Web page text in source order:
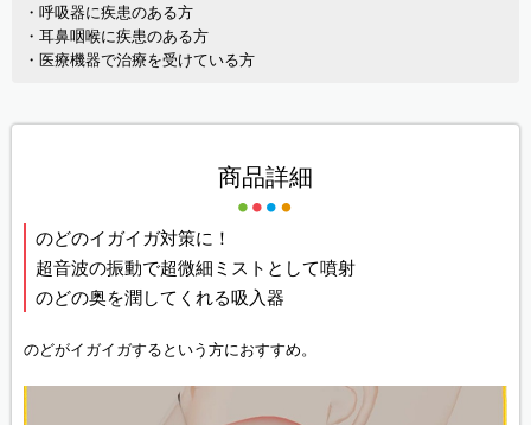
・呼吸器に疾患のある方
・耳鼻咽喉に疾患のある方
・医療機器で治療を受けている方
商品詳細
のどのイガイガ対策に！
超音波の振動で超微細ミストとして噴射
のどの奥を潤してくれる吸入器
のどがイガイガするという方におすすめ。